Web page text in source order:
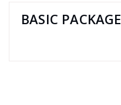
BASIC PACKAGE